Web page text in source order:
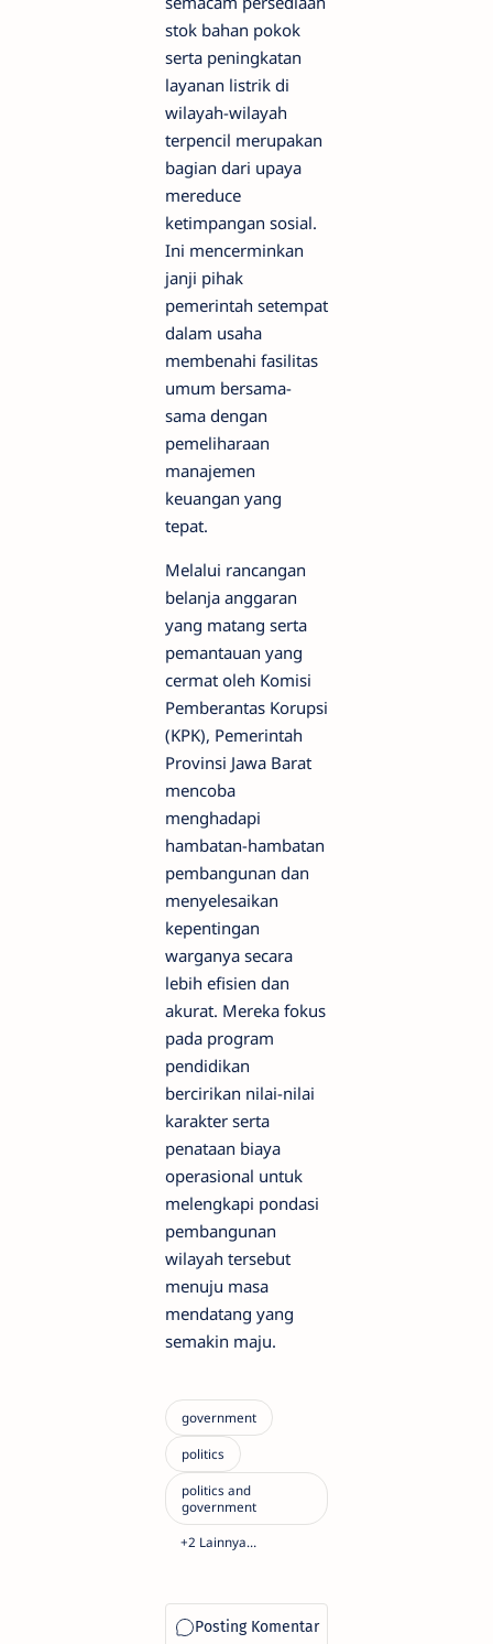
stok bahan pokok
serta peningkatan
layanan listrik di
wilayah-wilayah
terpencil merupakan
bagian dari upaya
mereduce
ketimpangan sosial.
Ini mencerminkan
janji pihak
pemerintah setempat
dalam usaha
membenahi fasilitas
umum bersama-
sama dengan
pemeliharaan
manajemen
keuangan yang
tepat.
Melalui rancangan
belanja anggaran
yang matang serta
pemantauan yang
cermat oleh Komisi
Pemberantas Korupsi
(KPK), Pemerintah
Provinsi Jawa Barat
mencoba
menghadapi
hambatan-hambatan
pembangunan dan
menyelesaikan
kepentingan
warganya secara
lebih efisien dan
akurat. Mereka fokus
pada program
pendidikan
bercirikan nilai-nilai
karakter serta
penataan biaya
operasional untuk
melengkapi pondasi
pembangunan
wilayah tersebut
menuju masa
mendatang yang
semakin maju.